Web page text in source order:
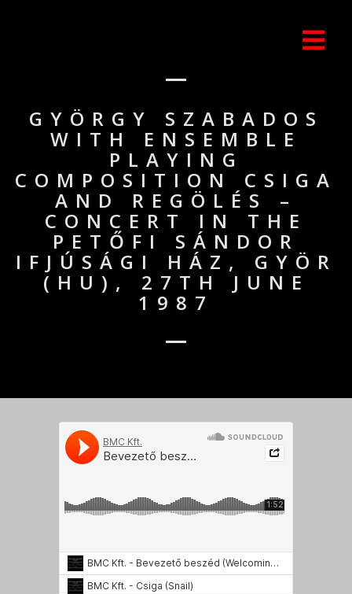
GYÖRGY SZABADOS
WITH ENSEMBLE
PLAYING
COMPOSITION CSIGA
AND REGÖLÉS –
CONCERT IN THE
PETŐFI SÁNDOR
IFJÚSÁGI HÁZ, GYÖR
(HU), 27TH JUNE
1987